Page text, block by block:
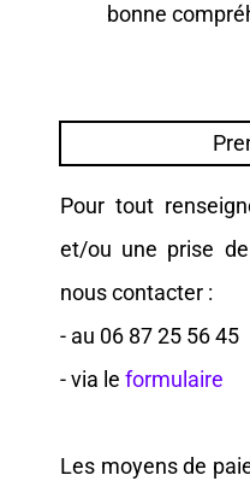
bonne
Pour tout
et/ou une prise
nous contacter :
- au 06 87 25 56 45
- via le formulaire
Les moyens de